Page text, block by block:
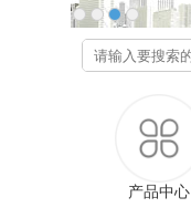
产品中心